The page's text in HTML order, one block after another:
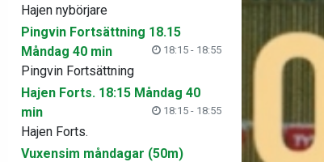
Hajen nybörjare
Pingvin Fortsättning 18.15
Måndag 40 min
18:15 - 18:55
Pingvin Fortsättning
Hajen Forts. 18:15 Måndag 40
min
18:15 - 18:55
Hajen Forts.
Vuxensim måndagar (50m)